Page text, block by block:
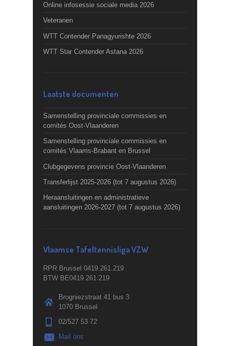
Online infosessie sociale media 2026
Veteranen
WTT Contender Panagyurishte 2026
WTT Star Contender Astana 2026
Laatste documenten
Samenstelling provinciale commissies en
comités Oost-Vlaanderen
Samenstelling provinciale commissies en
comités Vlaams-Brabant en Brussel
Clubgegevens provincie Oost-Vlaanderen
Transferlijst 2025-2026 (tot 7 augustus 2026)
Heraansluitingen en administratieve
aansluitingen 2026-2027 (tot 7 augustus 2026)
Vlaamse Tafeltennisliga VZW
RPR Brussel 0419.261.219
BTW BE0419.261.219
Brogniezstraat 41 bus 3
1070 Brussel
02/527 53 72
Mail ons